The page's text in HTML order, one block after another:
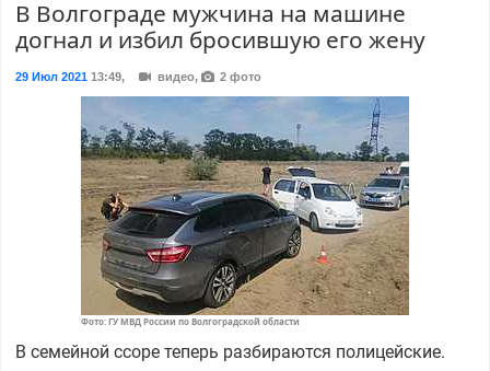
В Волгограде мужчина на машине
догнал и избил бросившую его жену
29 Июл 202113:49, видео, 2 фото
Фото: ГУ МВД России по Волгоградской области
В семейной ссоре теперь разбираются полицейские.